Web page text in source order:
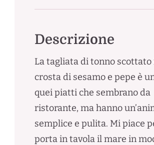
Descrizione
La tagliata di tonno scottato
crosta di sesamo e pepe è
quei piatti che sembrano da
ristorante, ma hanno
semplice e pulita. Mi piace
porta in tavola il mare in